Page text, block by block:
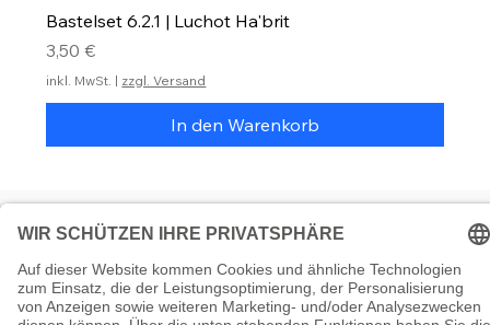
Bastelset 6.2.1 | Luchot Ha'brit
Preis
3,50 €
inkl. MwSt. | zzgl. Versand
In den Warenkorb